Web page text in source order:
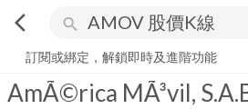
arrow_back_ios search
AmÃ©rica MÃ³vil, S.A.B. de C.V. --%
訂閱或綁定，解鎖即時及進階功能
AmÃ©rica MÃ³vil,